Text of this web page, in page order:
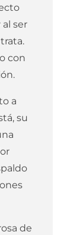
al ser
con
a
su
de